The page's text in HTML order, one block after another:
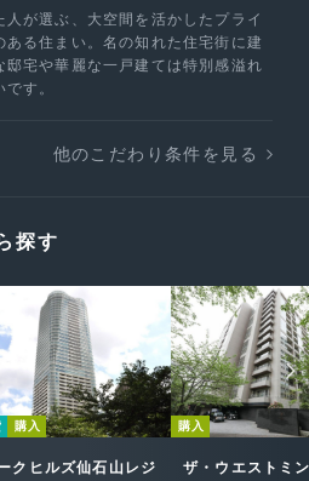
人が選ぶ、大空間を活かしたプライ
ある住まい。名の知れた住宅街に建
邸宅や華麗な一戸建ては特別感溢れ
す。
他のこだわり条件を見る
探す
購入
クヒルズ仙石山レジ
購入
ザ・ウエストミ